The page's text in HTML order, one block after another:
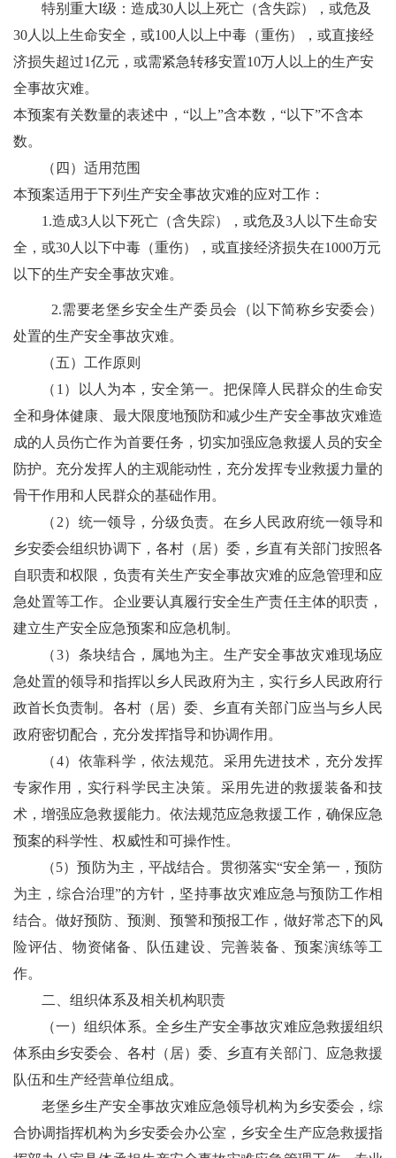
特别重大I级：造成30人以上死亡（含失踪），或危及
30人 以上生命安全，或100人以上中毒（重伤），或直接经
济损失超过1亿元，或需紧急转移安置10万人以上的生产安
全事故灾难。
本预案有关数量的表述中， “以上”含本数， “以下”不含本
数。
（ 四） 适用范围
本预案适用于下列生产安全事故灾难的应对工作：
1.造成3人以下死亡（含失踪），或危及3人以下生命安
全，或30人以下中毒（重伤），或直接经济损失在1000万元
以下的生产安全事故灾难。
2.需要老堡乡安全生产委员会（以下简称乡安委会）
处置的生产安全事故灾难。
（五） 工作原则
（ 1 ）以人为本，安全第一。把保障人民群众的生命安
全和身体健康、最大限度地预防和减少生产安全事故灾难造
成的人员伤亡作为首要任务，切实加强应急救援人员的安全
防护。充分发挥人的主观能动性，充分发挥专业救援力量的
骨干作用和人民群众的基础作用。
（ 2）统一领导，分级负责。在乡人民政府统一领导和
乡安委会组织协调下，各村（居）委 ，乡直有关部门按照各
自职责和权限，负责有关生产安全事故灾难的应急管理和应
急处置等工作。企业要认真履行安全生产责任主体的职责，
建立生产安全应急预案和应急机制。
（3）条块结合，属地为主。生产安全事故灾难现场应
急处置的领导和指挥以乡人民政府为主，实行乡人民政府行
政首长负责制。 各村（居）委、
乡直有关部门应当与乡人民
政府密切配合，充分发挥指导和协调作用。
（4）依靠科学，依法规范。采用先进技术，充分发挥
专家作用，实行科学民主决策。采用先进的救援装备和技
术，增强应急救援能力。依法规范应急救援工作，确保应急
预案的科学性、权威性和可操作性。
（5）预防为主，平战结合。贯彻落实“安全第一，预防
为主，综合治理”的方针，坚持事故灾难应急与预防工作相
结合。做好预防、预测、预警和预报工作，做好常态下的风
险评估、物资储备、队伍建设、完善装备、预案演练等工
作。
二、 组织体系及相关机构职责
（一）组织体系。 全乡生产安全事故灾难应急救援组织
体系由乡安委会、 各村（居）委、
乡直有关部门、应急救援
队伍和生产经营单位组成。
老堡乡生产安全事故灾难应急领导机构为乡安委会，综
合协调指挥机构为乡安委会办公室，乡安全生产应急救援指